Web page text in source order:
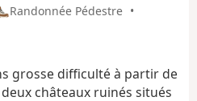
o
Randonnée Pédestre •
grosse difficulté à partir de
châteaux ruinés situés